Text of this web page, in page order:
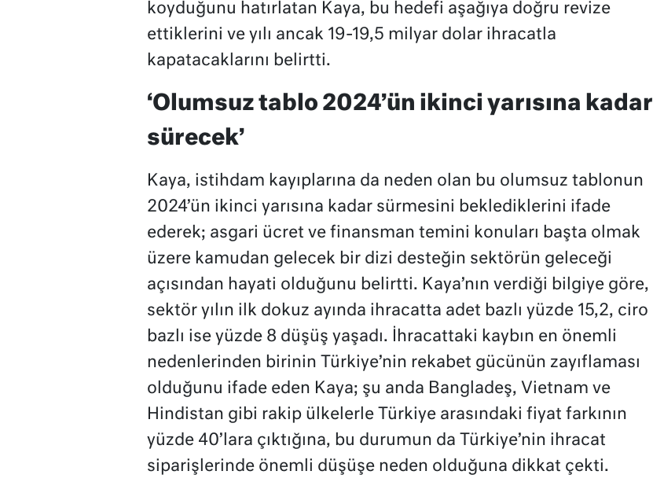
koyduğunu hatırlatan Kaya, bu hedefi aşağıya doğru revize
ettiklerini ve yılı ancak 19-19,5 milyar dolar ihracatla
kapatacaklarını belirtti.
‘Olumsuz tablo 2024’ün ikinci yarısına kadar
sürecek’
Kaya, istihdam kayıplarına da neden olan bu olumsuz tablonun
2024’ün ikinci yarısına kadar sürmesini beklediklerini ifade
ederek; asgari ücret ve finansman temini konuları başta olmak
üzere kamudan gelecek bir dizi desteğin sektörün geleceği
açısından hayati olduğunu belirtti. Kaya’nın verdiği bilgiye göre,
sektör yılın ilk dokuz ayında ihracatta adet bazlı yüzde 15,2, ciro
bazlı ise yüzde 8 düşüş yaşadı. İhracattaki kaybın en önemli
nedenlerinden birinin Türkiye’nin rekabet gücünün zayıflaması
olduğunu ifade eden Kaya; şu anda Bangladeş, Vietnam ve
Hindistan gibi rakip ülkelerle Türkiye arasındaki fiyat farkının
yüzde 40’lara çıktığına, bu durumun da Türkiye’nin ihracat
siparişlerinde önemli düşüşe neden olduğuna dikkat çekti.